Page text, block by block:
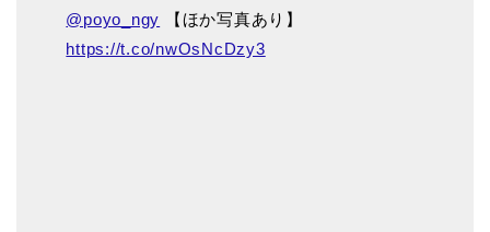
@poyo_ngy 【ほか写真あり】
https://t.co/nwOsNcDzy3